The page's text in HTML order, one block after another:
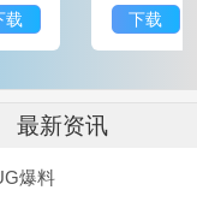
载 下载
最新资讯
爆料